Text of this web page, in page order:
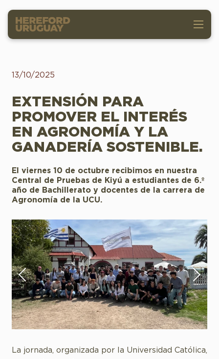
13/10/2025
EXTENSIÓN PARA
PROMOVER EL INTERÉS
EN AGRONOMÍA Y LA
GANADERÍA SOSTENIBLE.
El viernes 10 de octubre recibimos en nuestra
Central de Pruebas de Kiyú a estudiantes de 6.º
año de Bachillerato y docentes de la carrera de
Agronomía de la UCU.
La jornada, organizada por la Universidad Católica,